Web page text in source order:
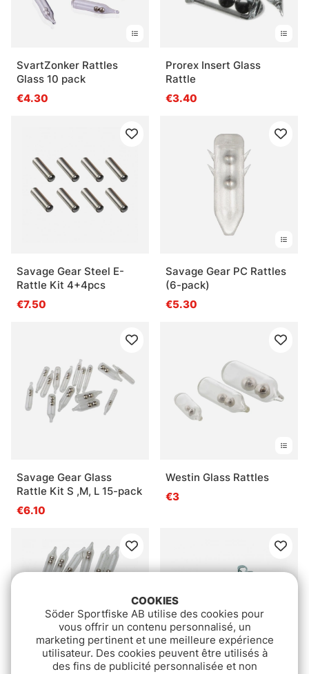
SvartZonker Rattles
Glass 10 pack
€4.30
Prorex Insert Glass
Rattle
€3.40
Savage Gear Steel E-
Rattle Kit 4+4pcs
€7.50
Savage Gear PC Rattles
(6-pack)
€5.30
Savage Gear Glass
Rattle Kit S ,M, L 15-pack
€6.10
Westin Glass Rattles
€3
COOKIES
Söder Sportfiske AB utilise des cookies pour
vous offrir un contenu personnalisé, un
marketing pertinent et une meilleure expérience
utilisateur. Des cookies peuvent être utilisés à
des fins de publicité personnalisée et non